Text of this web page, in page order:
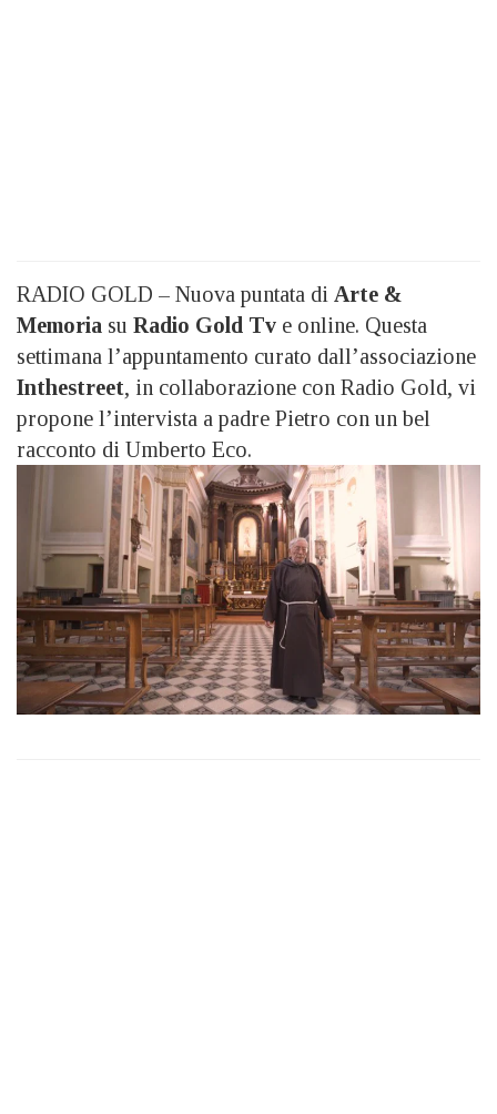
RADIO GOLD – Nuova puntata di Arte &
Memoria su Radio Gold Tv e online. Questa
settimana l’appuntamento curato dall’associazione
Inthestreet, in collaborazione con Radio Gold, vi
propone l’intervista a padre Pietro con un bel
racconto di Umberto Eco.